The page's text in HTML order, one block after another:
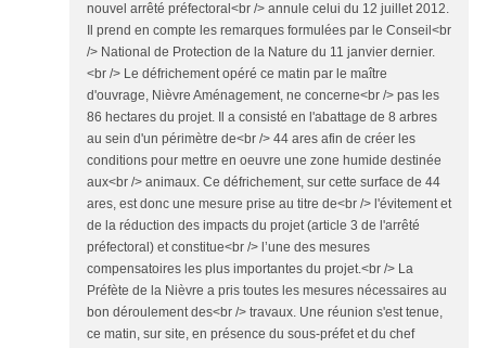
nouvel arrêté préfectoral<br /> annule celui du 12 juillet 2012.
Il prend en compte les remarques formulées par le Conseil<br
/> National de Protection de la Nature du 11 janvier dernier.
<br /> Le défrichement opéré ce matin par le maître
d'ouvrage, Nièvre Aménagement, ne concerne<br /> pas les
86 hectares du projet. Il a consisté en l'abattage de 8 arbres
au sein d'un périmètre de<br /> 44 ares afin de créer les
conditions pour mettre en oeuvre une zone humide destinée
aux<br /> animaux. Ce défrichement, sur cette surface de 44
ares, est donc une mesure prise au titre de<br /> l'évitement et
de la réduction des impacts du projet (article 3 de l'arrêté
préfectoral) et constitue<br /> l’une des mesures
compensatoires les plus importantes du projet.<br /> La
Préfète de la Nièvre a pris toutes les mesures nécessaires au
bon déroulement des<br /> travaux. Une réunion s'est tenue,
ce matin, sur site, en présence du sous-préfet et du chef